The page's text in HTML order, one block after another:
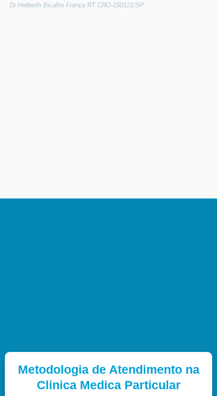
Dr.Helberth Bicalho França RT CRO-150121/SP
Metodologia de Atendimento na
Clinica Medica Particular